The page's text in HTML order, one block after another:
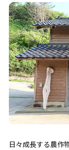
日々成長する農作